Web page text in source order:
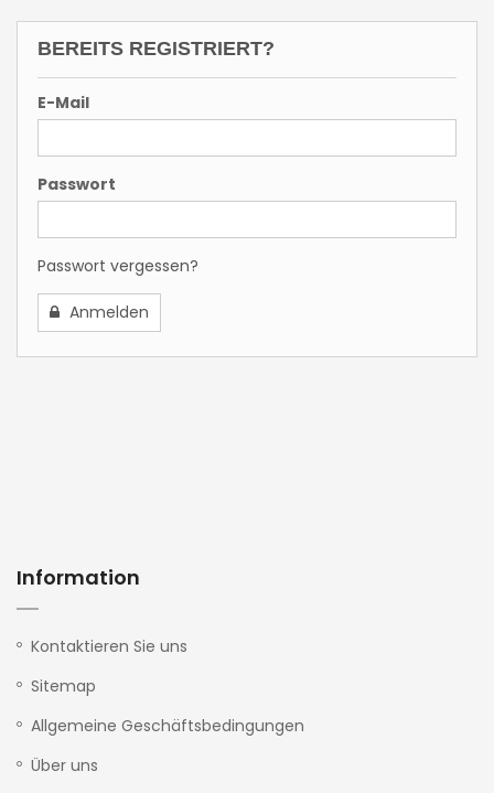
BEREITS REGISTRIERT?
E-Mail
Passwort
Passwort vergessen?
Anmelden
Information
Kontaktieren Sie uns
Sitemap
Allgemeine Geschäftsbedingungen
Über uns